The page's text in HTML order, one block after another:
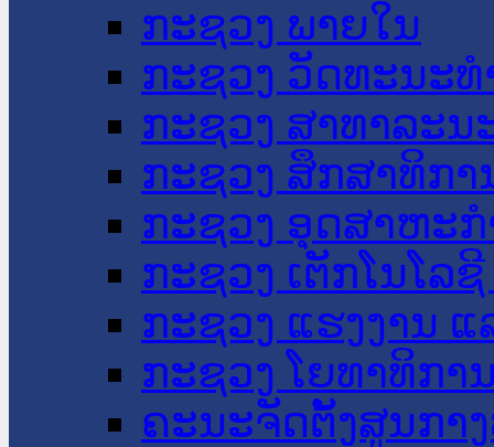
ກະຊວງ ພາຍໃນ
ກະຊວງ ວັດທະນະ
ກະຊວງ ສາທາລະນ
ກະຊວງ ສຶກສາທິກາ
ກະຊວງ ອຸດສາຫະ
ກະຊວງ ເຕັກໂນໂລ
ກະຊວງ ແຮງງານ
ກະຊວງ ໂຍທາທິກາ
ຄະນະຈັດຕັ້ງສູນກາ